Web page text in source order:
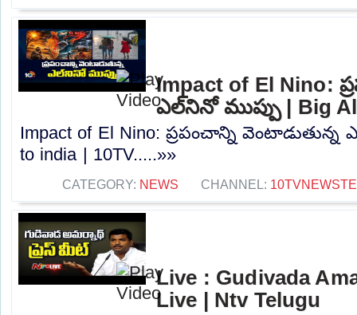
Impact of El Nino:
ఎల్‌నినో ముప్పు | Big
Impact of El Nino: ప్రపంచాన్ని వెంటాడుతున్న
to india | 10TV.....»»
CATEGORY: NEWS CHANNEL:
Live : Gudivada
Live | Ntv Telugu